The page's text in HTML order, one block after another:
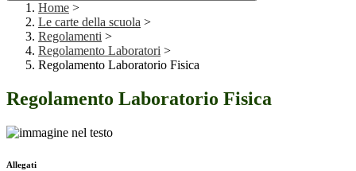
Home >
Le carte della scuola >
Regolamenti >
Regolamento Laboratori >
Regolamento Laboratorio Fisica
Regolamento Laboratorio Fisica
Allegati